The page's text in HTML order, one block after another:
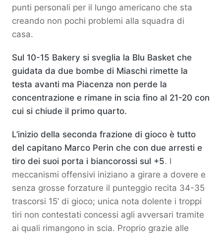
punti personali per il lungo americano che sta
creando non pochi problemi alla squadra di
casa.
Sul 10-15 Bakery si sveglia la Blu Basket che
guidata da due bombe di Miaschi rimette la
testa avanti ma Piacenza non perde la
concentrazione e rimane in scia fino al 21-20 con
cui si chiude il primo quarto.
L’inizio della seconda frazione di gioco è tutto
del capitano Marco Perin che con due arresti e
tiro dei suoi porta i biancorossi sul +5. I
meccanismi offensivi iniziano a girare a dovere e
senza grosse forzature il punteggio recita 34-35
trascorsi 15’ di gioco; unica nota dolente i troppi
tiri non contestati concessi agli avversari tramite
ai quali rimangono in scia. Proprio grazie alle